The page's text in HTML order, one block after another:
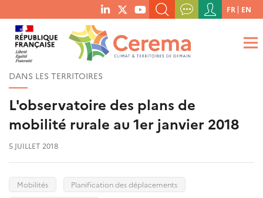
menu
social
links
RECHERCHER UN MOT-CLÉ, UNE PUBLICATION, ETC.
QUE RECHERCHEZ-VOUS ?
Menu
du
compte
de
FR EN
DANS LES TERRITOIRES
L'observatoire des plans de
mobilité rurale au 1er janvier 2018
5 JUILLET 2018
Mobilités
Planification des déplacements